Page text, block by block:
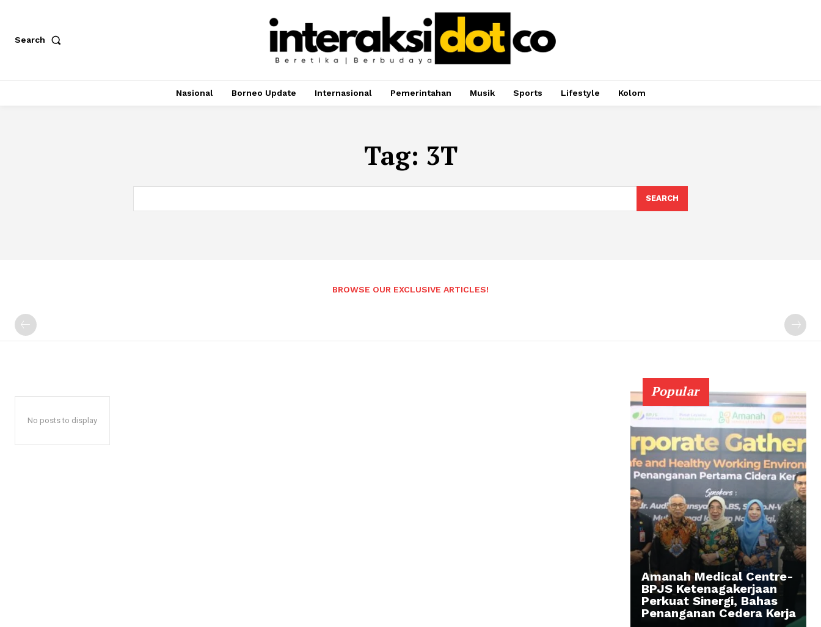
Search
Nasional Borneo Update Internasional Pemerintahan Musik Sports Lifestyle Kolom
Tag: 3T
SEARCH
BROWSE OUR EXCLUSIVE ARTICLES!
No posts to display
Popular
Amanah Medical Centre-
BPJS Ketenagakerjaan
Perkuat Sinergi, Bahas
Penanganan Cedera Kerja